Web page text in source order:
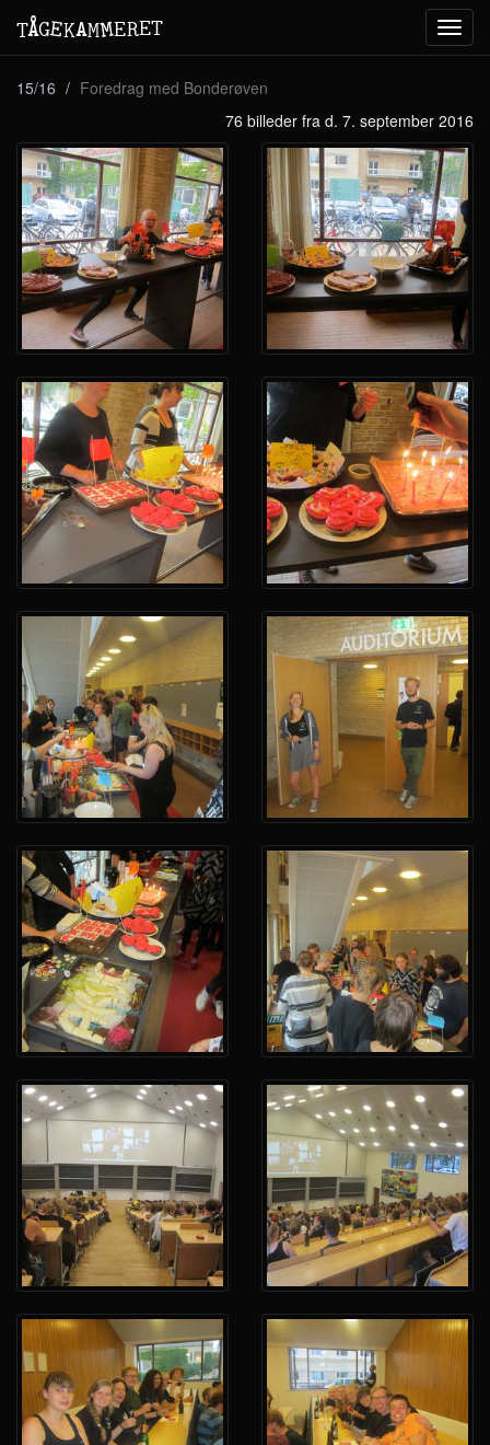
TÅGEKAMMERET
15/16
Foredrag med Bonderøven
76 billeder fra d. 7. september 2016